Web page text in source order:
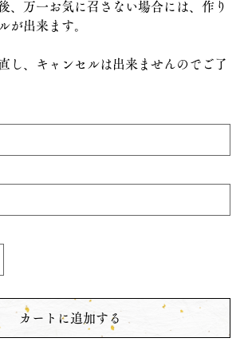
、万一お気に召さない場合には、作り
が出来ます。
し、キャンセルは出来ませんのでご了
カートに追加する